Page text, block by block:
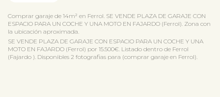
Comprar garaje de 14m² en Ferrol. SE VENDE PLAZA DE GARAJE CON
ESPACIO PARA UN COCHE Y UNA MOTO EN FAJARDO (Ferrol). Zona con
la ubicación aproximada.
SE VENDE PLAZA DE GARAJE CON ESPACIO PARA UN COCHE Y UNA
MOTO EN FAJARDO (Ferrol) por 15.500€. Listado dentro de Ferrol
(Fajardo ). Disponibles 2 fotografias para (comprar garaje en Ferrol).